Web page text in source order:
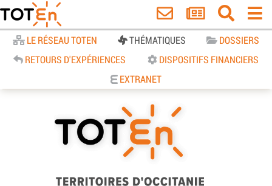
LE RÉSEAU TOTEN THÉMATIQUES
DOSSIERS
RETOURS D'EXPÉRIENCES
DISPOSITIFS FINANCIERS
EXTRANET